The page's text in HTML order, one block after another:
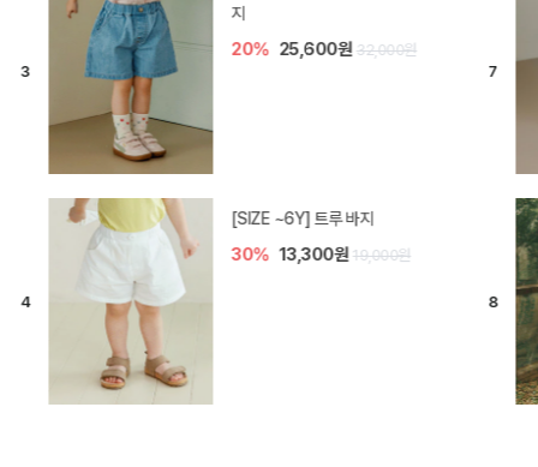
30%
엘로디 니트 아기 바지
20% 16,000원 20,000원